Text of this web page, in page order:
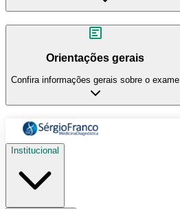
Orientações gerais
Confira informações gerais sobre o exame
Institucional